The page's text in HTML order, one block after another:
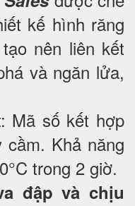
kế hình răng
nên liên kết
và ngăn lửa,
Mã số kết hợp
Khả năng
trong 2 giờ.
đập và chịu